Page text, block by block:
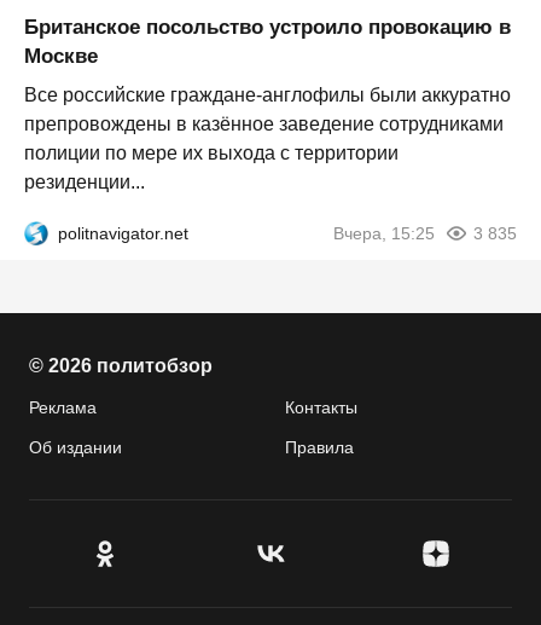
Британское посольство устроило провокацию в
Москве
Все российские граждане-англофилы были аккуратно
препровождены в казённое заведение сотрудниками
полиции по мере их выхода с территории
резиденции...
politnavigator.net Вчера, 15:25 3 835
© 2026 политобзор
Реклама Контакты
Об издании Правила